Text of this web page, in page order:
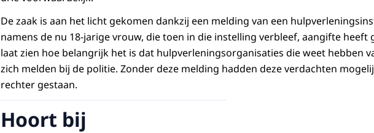
De zaak is aan het licht gekomen dankzij een melding van een
namens de nu 18-jarige vrouw, die toen in die instelling verbleef, aangifte heeft
laat zien hoe belangrijk het is dat hulpverleningsorganisaties die weet hebben
zich melden bij de politie. Zonder deze melding hadden deze verdachten
rechter gestaan.
Hoort bij